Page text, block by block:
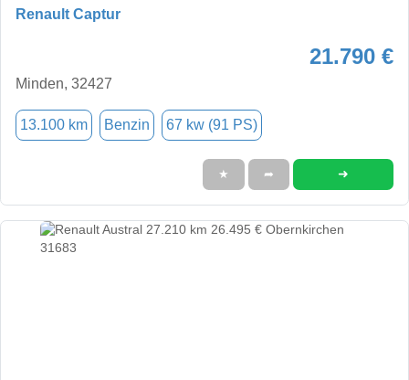
Renault Captur
21.790 €
Minden, 32427
13.100 km Benzin 67 kw (91 PS)
★ ➦ ➜